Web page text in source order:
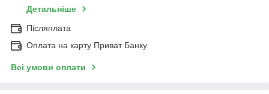
Детальніше
Післяплата
Оплата на карту Приват Банку
Всі умови оплати